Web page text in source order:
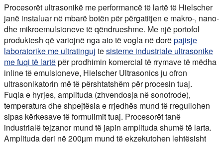
Procesorët ultrasonikë me performancë të lartë të Hielscher
janë instaluar në mbarë botën për përgatitjen e makro-, nano-
dhe mikroemulsioneve të qëndrueshme. Me një portofol
produktesh që variojnë nga ato të vogla në dorëpajisje
laboratorike me ultratinguj tesisteme industriale ultrasonike
me fuqi të lartëpër prodhimin komercial të rrymave të mëdha
inline të emulsioneve, Hielscher Ultrasonics ju ofron
ultrasonikatorin më të përshtatshëm për procesin tuaj.
Fuqia e hyrjes, amplituda (zhvendosja në sonotrode),
temperatura dhe shpejtësia e rrjedhës mund të rregullohen
sipas kërkesave të formulimit tuaj. Procesorët tanë
industrialë tejzanor mund të japin amplituda shumë të larta.
Amplituda deri në 200µm mund të ekzekutohen lehtësisht